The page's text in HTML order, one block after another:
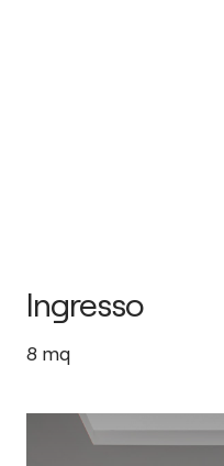
Ingresso
8 mq